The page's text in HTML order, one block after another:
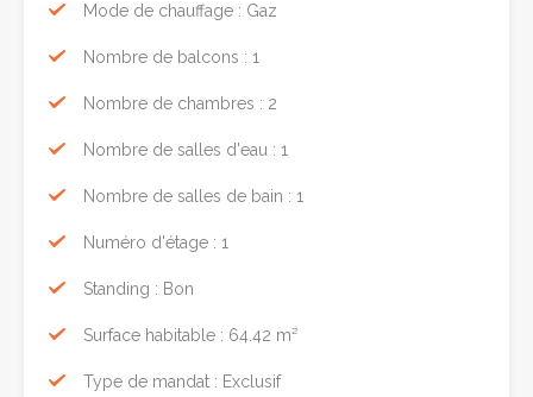
Mode de chauffage : Gaz
Nombre de balcons : 1
Nombre de chambres : 2
Nombre de salles d'eau : 1
Nombre de salles de bain : 1
Numéro d'étage : 1
Standing : Bon
Surface habitable : 64.42 m²
Type de mandat : Exclusif